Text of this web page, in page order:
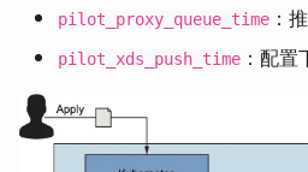
pilot_proxy_queue_time ：
pilot_xds_push_time ：配